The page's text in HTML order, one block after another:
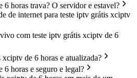
horas trava? O servidor e estavel?
de internet para teste iptv grátis xciptv
com teste iptv grátis xciptv de 6
de 6 horas e atualizada?
horas e seguro e legal?